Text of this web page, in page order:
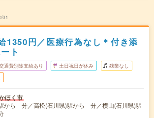
01
1350円／医療行為なし＊付き添
ト
通費別途支給あり 土日祝日が休み 残業なし
ほく市
から---分／高松(石川県)駅から---分／横山(石川県)駅